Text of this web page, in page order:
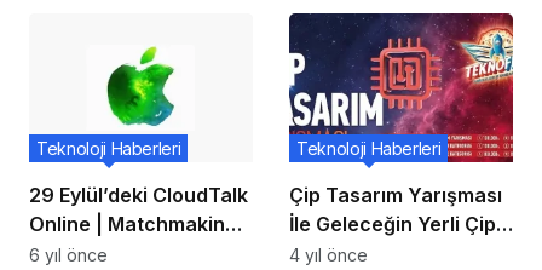
hedefi olmadan test
ettirin
29 Eylül’deki CloudTalk
Online | Matchmaking
Summit İçin Kayıtlar
Teknoloji Haberleri
6 yıl önce
Çip Tasarım Yarışması
İle Geleceğin Yerli Çip
Teknolojileri
Teknoloji Haberleri
4 yıl önce